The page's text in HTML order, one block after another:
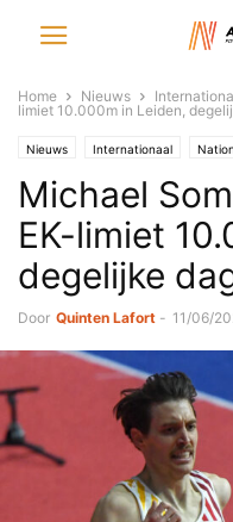
Home Nieuws
limiet 10.000m in Leiden,
Nieuws Internationaal
Michael
EK-limiet
degelijke
Door Quinten Lafort - 11/06/